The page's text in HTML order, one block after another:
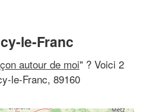
le-Franc
autour de moi" ? Voici 2
le-Franc, 89160